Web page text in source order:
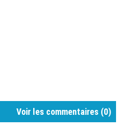
Voir les commentaires (0)